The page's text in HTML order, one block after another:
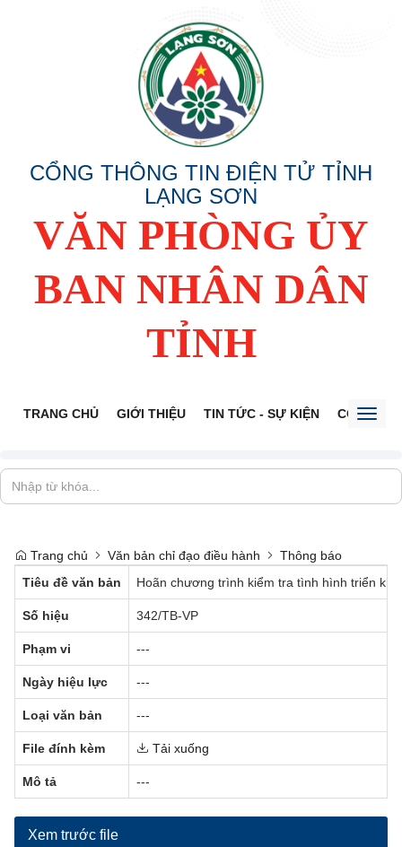
CỔNG THÔNG TIN ĐIỆN TỬ TỈNH
LẠNG SƠN
VĂN PHÒNG ỦY
BAN NHÂN DÂN
TỈNH
TRANG CHỦ GIỚI THIỆU TIN TỨC - SỰ KIỆN CỔNG
Trang chủ Văn bản chỉ đạo điều hành
Thông báo
Tiêu đề văn bản
Hoãn chương trình kiểm tra tình hình triển
Số hiệu 342/TB-VP
Phạm vi ---
Ngày hiệu lực ---
Loại văn bản ---
File đính kèm Tải xuống
Mô tả ---
Xem trước file